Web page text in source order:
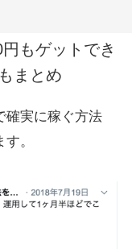
もゲットでき
まとめ
確実に稼ぐ方法
。